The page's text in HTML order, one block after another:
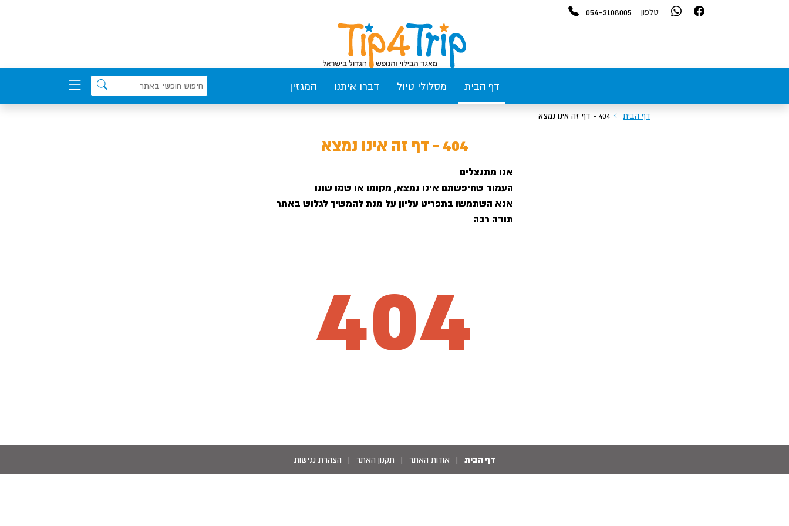
טלפון 054-3108005
דף הבית מסלולי טיול דברו איתנו המגזין
דף הבית 404 - דף זה אינו נמצא
404 - דף זה אינו נמצא
אנו מתנצלים
העמוד שחיפשתם אינו נמצא, מקומו או שמו שונו
אנא השתמשו בתפריט עליון על מנת להמשיך לגלוש באתר
תודה רבה
404
דף הבית | אודות האתר | תקנון האתר | הצהרת נגישות